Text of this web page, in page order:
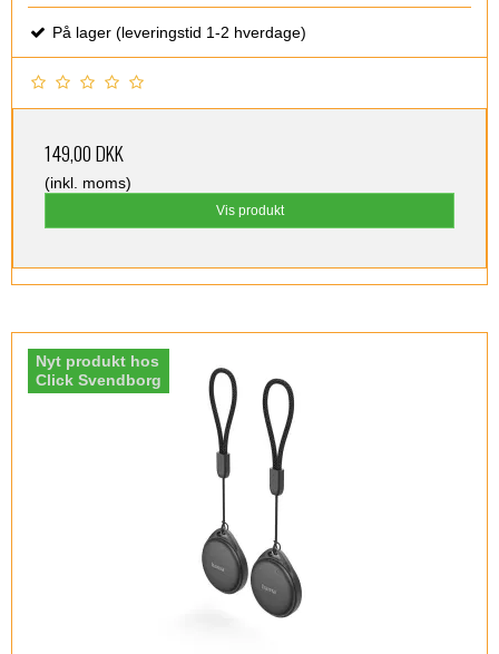
På lager (leveringstid 1-2 hverdage)
149,00 DKK
(inkl. moms)
Vis produkt
Nyt produkt hos
Click Svendborg